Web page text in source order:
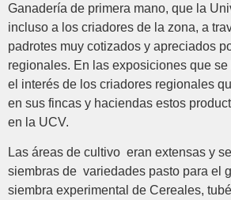
Ganadería de primera mano, que la
incluso a los criadores de la zona, a
padrotes muy cotizados y apreciados
regionales. En las exposiciones que
el interés de los criadores regionales
en sus fincas y haciendas estos
en la UCV.
Las áreas de cultivo eran extensas y
siembras de variedades pasto para el
siembra experimental de Cereales,